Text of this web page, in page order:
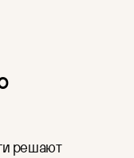
решают